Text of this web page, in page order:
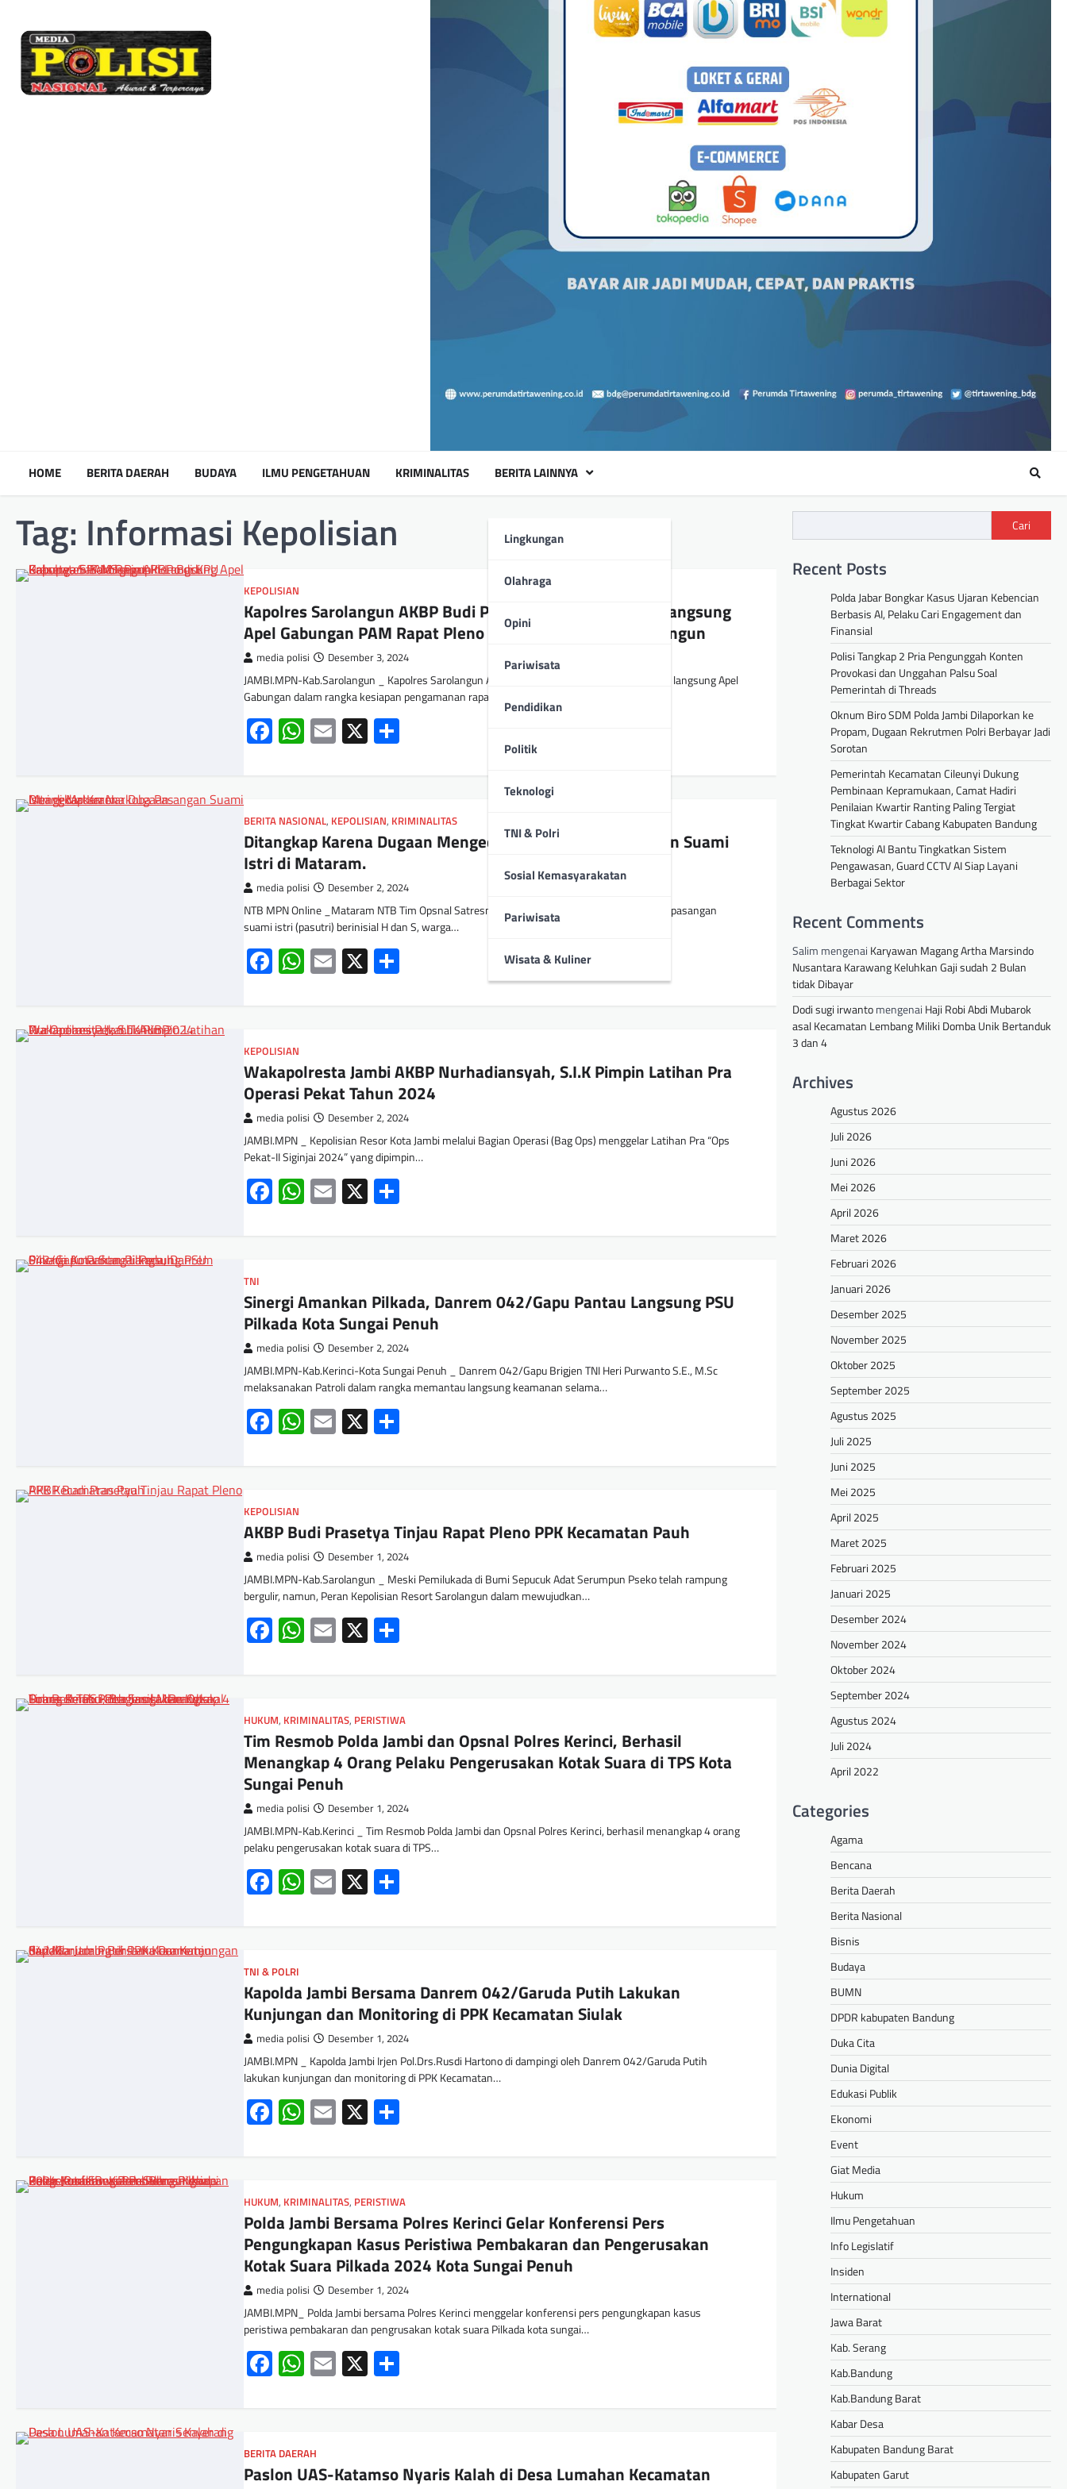
HOME BERITA DAERAH BUDAYA ILMU PENGETAHUAN KRIMINALITAS BERITA LAINNYA
Lingkungan
Olahraga
Opini
Pariwisata
Pendidikan
Politik
Teknologi
TNI & Polri
Sosial Kemasyarakatan
Pariwisata
Wisata & Kuliner
Tag: Informasi Kepolisian
KEPOLISIAN
Kapolres Sarolangun AKBP Budi Prasetya SIK MSi Pimpin Langsung
Apel Gabungan PAM Rapat Pleno di KPU Kabupaten Sarolangun
media polisi Desember 3, 2024
JAMBI.MPN-Kab.Sarolangun _ Kapolres Sarolangun AKBP Budi Prasetya SIK MSi memimpin langsung Apel
Gabungan dalam rangka kesiapan pengamanan rapat pleno terbuka…
Facebook
WhatsApp
Email
X
BERITA NASIONAL, KEPOLISIAN, KRIMINALITAS
Ditangkap Karena Dugaan Mengedarkan Narkoba Pasangan Suami
Istri di Mataram.
media polisi Desember 2, 2024
NTB MPN Online _Mataram NTB Tim Opsnal Satresnarkoba Polresta Mataram menangkap pasangan
suami istri (pasutri) berinisial H dan S, warga…
Facebook
WhatsApp
Email
X
KEPOLISIAN
Wakapolresta Jambi AKBP Nurhadiansyah, S.I.K Pimpin Latihan Pra
Operasi Pekat Tahun 2024
media polisi Desember 2, 2024
JAMBI.MPN _ Kepolisian Resor Kota Jambi melalui Bagian Operasi (Bag Ops) menggelar Latihan Pra “Ops
Pekat-II Siginjai 2024” yang dipimpin…
Facebook
WhatsApp
Email
X
TNI
Sinergi Amankan Pilkada, Danrem 042/Gapu Pantau Langsung PSU
Pilkada Kota Sungai Penuh
media polisi Desember 2, 2024
JAMBI.MPN-Kab.Kerinci-Kota Sungai Penuh _ Danrem 042/Gapu Brigjen TNI Heri Purwanto S.E., M.Sc
melaksanakan Patroli dalam rangka memantau langsung keamanan selama…
Facebook
WhatsApp
Email
X
KEPOLISIAN
AKBP Budi Prasetya Tinjau Rapat Pleno PPK Kecamatan Pauh
media polisi Desember 1, 2024
JAMBI.MPN-Kab.Sarolangun _ Meski Pemilukada di Bumi Sepucuk Adat Serumpun Pseko telah rampung
bergulir, namun, Peran Kepolisian Resort Sarolangun dalam mewujudkan…
Facebook
WhatsApp
Email
X
HUKUM, KRIMINALITAS, PERISTIWA
Tim Resmob Polda Jambi dan Opsnal Polres Kerinci, Berhasil
Menangkap 4 Orang Pelaku Pengerusakan Kotak Suara di TPS Kota
Sungai Penuh
media polisi Desember 1, 2024
JAMBI.MPN-Kab.Kerinci _ Tim Resmob Polda Jambi dan Opsnal Polres Kerinci, berhasil menangkap 4 orang
pelaku pengerusakan kotak suara di TPS…
Facebook
WhatsApp
Email
X
TNI & POLRI
Kapolda Jambi Bersama Danrem 042/Garuda Putih Lakukan
Kunjungan dan Monitoring di PPK Kecamatan Siulak
media polisi Desember 1, 2024
JAMBI.MPN _ Kapolda Jambi Irjen Pol.Drs.Rusdi Hartono di dampingi oleh Danrem 042/Garuda Putih
lakukan kunjungan dan monitoring di PPK Kecamatan…
Facebook
WhatsApp
Email
X
HUKUM, KRIMINALITAS, PERISTIWA
Polda Jambi Bersama Polres Kerinci Gelar Konferensi Pers
Pengungkapan Kasus Peristiwa Pembakaran dan Pengerusakan
Kotak Suara Pilkada 2024 Kota Sungai Penuh
media polisi Desember 1, 2024
JAMBI.MPN_ Polda Jambi bersama Polres Kerinci menggelar konferensi pers pengungkapan kasus
peristiwa pembakaran dan pengrusakan kotak suara Pilkada kota sungai…
Facebook
WhatsApp
Email
X
BERITA DAERAH
Paslon UAS-Katamso Nyaris Kalah di Desa Lumahan Kecamatan
Cari
Recent Posts
Polda Jabar Bongkar Kasus Ujaran Kebencian
Berbasis AI, Pelaku Cari Engagement dan
Finansial
Polisi Tangkap 2 Pria Pengunggah Konten
Provokasi dan Unggahan Palsu Soal
Pemerintah di Threads
Oknum Biro SDM Polda Jambi Dilaporkan ke
Propam, Dugaan Rekrutmen Polri Berbayar Jadi
Sorotan
Pemerintah Kecamatan Cileunyi Dukung
Pembinaan Kepramukaan, Camat Hadiri
Penilaian Kwartir Ranting Paling Tergiat
Tingkat Kwartir Cabang Kabupaten Bandung
Teknologi AI Bantu Tingkatkan Sistem
Pengawasan, Guard CCTV AI Siap Layani
Berbagai Sektor
Recent Comments
Salim mengenai Karyawan Magang Artha Marsindo
Nusantara Karawang Keluhkan Gaji sudah 2 Bulan
tidak Dibayar
Dodi sugi irwantomengenai Haji Robi Abdi Mubarok
asal Kecamatan Lembang Miliki Domba Unik Bertanduk
3 dan 4
Archives
Agustus 2026
Juli 2026
Juni 2026
Mei 2026
April 2026
Maret 2026
Februari 2026
Januari 2026
Desember 2025
November 2025
Oktober 2025
September 2025
Agustus 2025
Juli 2025
Juni 2025
Mei 2025
April 2025
Maret 2025
Februari 2025
Januari 2025
Desember 2024
November 2024
Oktober 2024
September 2024
Agustus 2024
Juli 2024
April 2022
Categories
Agama
Bencana
Berita Daerah
Berita Nasional
Bisnis
Budaya
BUMN
DPDR kabupaten Bandung
Duka Cita
Dunia Digital
Edukasi Publik
Ekonomi
Event
Giat Media
Hukum
Ilmu Pengetahuan
Info Legislatif
Insiden
International
Jawa Barat
Kab. Serang
Kab.Bandung
Kab.Bandung Barat
Kabar Desa
Kabupaten Bandung Barat
Kabupaten Garut